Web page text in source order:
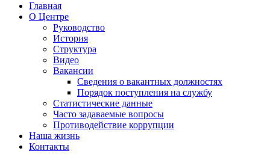
Главная
О Центре
Руководство
История
Структура
Видео
Вакансии
Сведения о вакантных должностях
Порядок поступления на службу
Статистические данные
Часто задаваемые вопросы
Противодействие коррупции
Наша жизнь
Контакты